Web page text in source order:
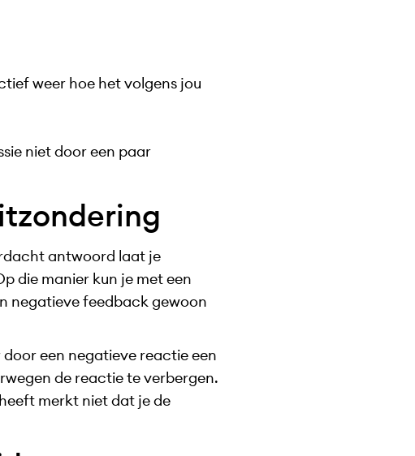
weer hoe het volgens jou
niet door een paar
antwoord laat je
die manier kun je met een
negatieve feedback gewoon
een negatieve reactie een
de reactie te verbergen.
merkt niet dat je de